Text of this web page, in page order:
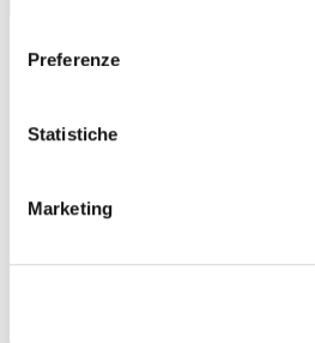
Preferenze
Statistiche
Marketing
TUTTE LE CATEGORIE DEL